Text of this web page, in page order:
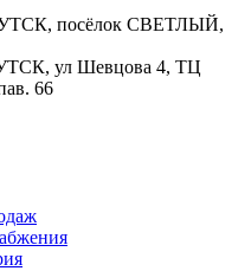
посёлок СВЕТЛЫЙ,
ул Шевцова 4, ТЦ
66